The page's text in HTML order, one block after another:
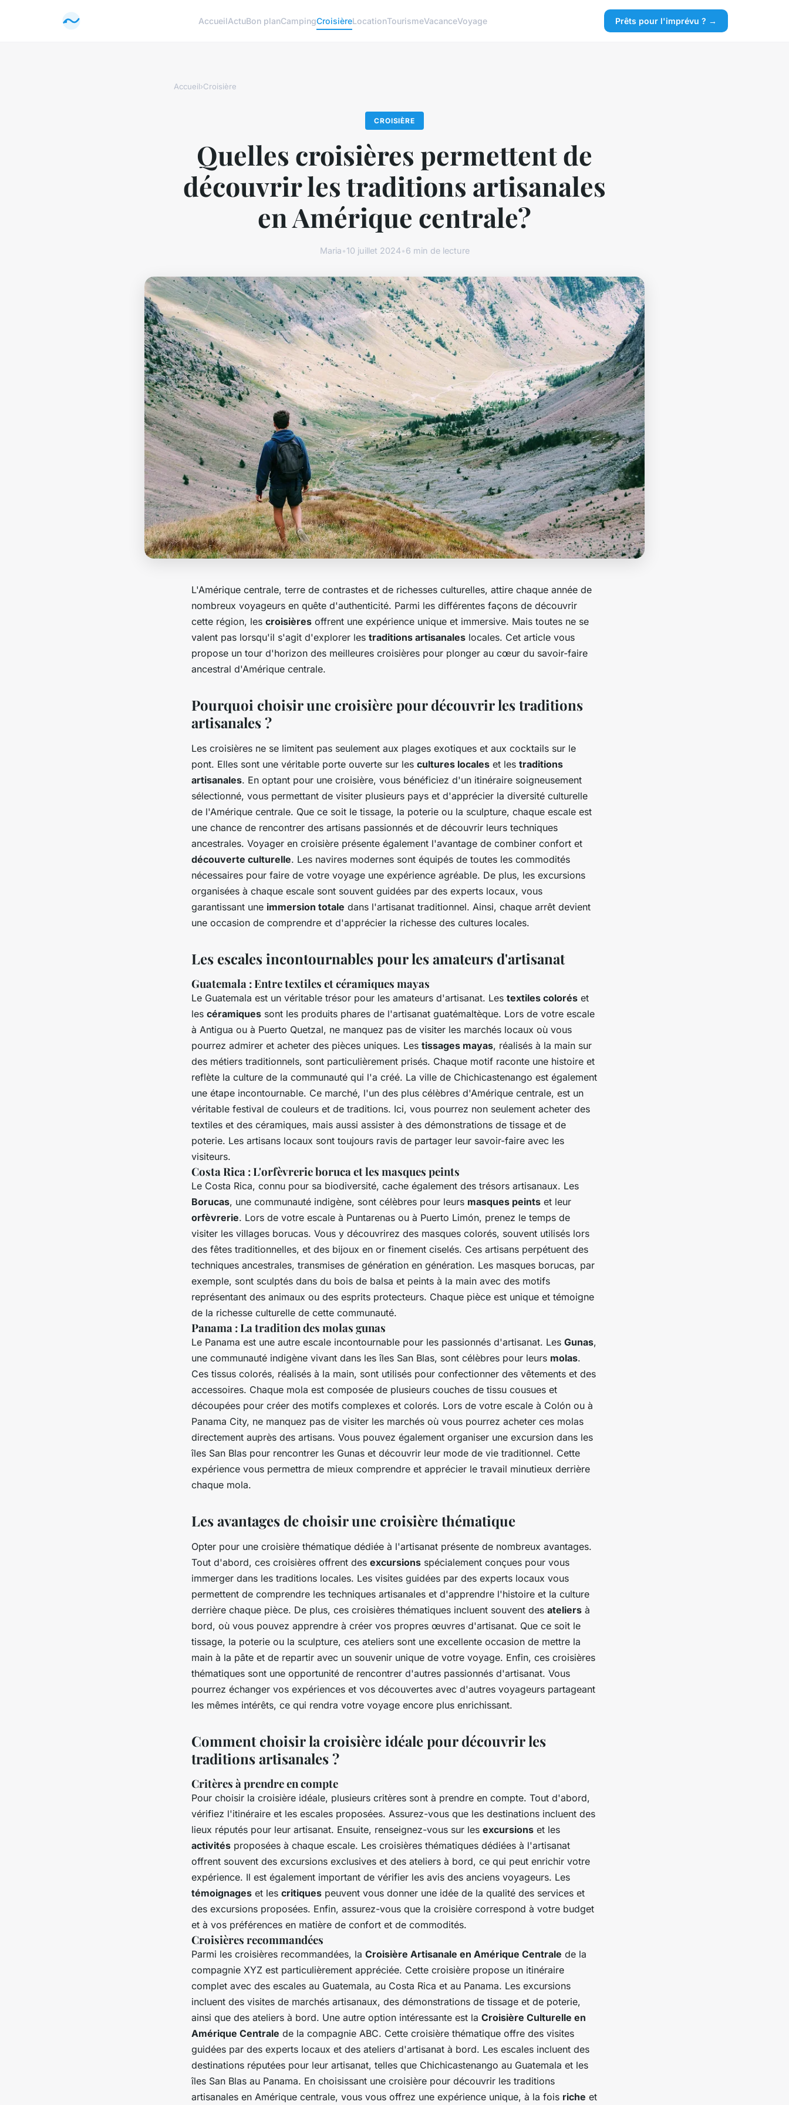
AccueilActuBon planCampingCroisièreLocationTourismeVacanceVoyage Prêts pour l'imprévu ? →
Accueil›Croisière
CROISIÈRE
Quelles croisières permettent de
découvrir les traditions artisanales
en Amérique centrale?
Maria•10 juillet 2024•6 min de lecture
L'Amérique centrale, terre de contrastes et de richesses culturelles, attire chaque année de
nombreux voyageurs en quête d'authenticité. Parmi les différentes façons de découvrir
cette région, les croisières offrent une expérience unique et immersive. Mais toutes ne se
valent pas lorsqu'il s'agit d'explorer les traditions artisanales locales. Cet article vous
propose un tour d'horizon des meilleures croisières pour plonger au cœur du savoir-faire
ancestral d'Amérique centrale.
Pourquoi choisir une croisière pour découvrir les traditions
artisanales ?
Les croisières ne se limitent pas seulement aux plages exotiques et aux cocktails sur le
pont. Elles sont une véritable porte ouverte sur les cultures locales et les traditions
artisanales. En optant pour une croisière, vous bénéficiez d'un itinéraire soigneusement
sélectionné, vous permettant de visiter plusieurs pays et d'apprécier la diversité culturelle
de l'Amérique centrale. Que ce soit le tissage, la poterie ou la sculpture, chaque escale est
une chance de rencontrer des artisans passionnés et de découvrir leurs techniques
ancestrales. Voyager en croisière présente également l'avantage de combiner confort et
découverte culturelle. Les navires modernes sont équipés de toutes les commodités
nécessaires pour faire de votre voyage une expérience agréable. De plus, les excursions
organisées à chaque escale sont souvent guidées par des experts locaux, vous
garantissant une immersion totale dans l'artisanat traditionnel. Ainsi, chaque arrêt devient
une occasion de comprendre et d'apprécier la richesse des cultures locales.
Les escales incontournables pour les amateurs d'artisanat
Guatemala : Entre textiles et céramiques mayas
Le Guatemala est un véritable trésor pour les amateurs d'artisanat. Les textiles colorés et
les céramiques sont les produits phares de l'artisanat guatémaltèque. Lors de votre escale
à Antigua ou à Puerto Quetzal, ne manquez pas de visiter les marchés locaux où vous
pourrez admirer et acheter des pièces uniques. Les tissages mayas, réalisés à la main sur
des métiers traditionnels, sont particulièrement prisés. Chaque motif raconte une histoire et
reflète la culture de la communauté qui l'a créé. La ville de Chichicastenango est également
une étape incontournable. Ce marché, l'un des plus célèbres d'Amérique centrale, est un
véritable festival de couleurs et de traditions. Ici, vous pourrez non seulement acheter des
textiles et des céramiques, mais aussi assister à des démonstrations de tissage et de
poterie. Les artisans locaux sont toujours ravis de partager leur savoir-faire avec les
visiteurs.
Costa Rica : L'orfèvrerie boruca et les masques peints
Le Costa Rica, connu pour sa biodiversité, cache également des trésors artisanaux. Les
Borucas, une communauté indigène, sont célèbres pour leurs masques peints et leur
orfèvrerie. Lors de votre escale à Puntarenas ou à Puerto Limón, prenez le temps de
visiter les villages borucas. Vous y découvrirez des masques colorés, souvent utilisés lors
des fêtes traditionnelles, et des bijoux en or finement ciselés. Ces artisans perpétuent des
techniques ancestrales, transmises de génération en génération. Les masques borucas, par
exemple, sont sculptés dans du bois de balsa et peints à la main avec des motifs
représentant des animaux ou des esprits protecteurs. Chaque pièce est unique et témoigne
de la richesse culturelle de cette communauté.
Panama : La tradition des molas gunas
Le Panama est une autre escale incontournable pour les passionnés d'artisanat. Les Gunas,
une communauté indigène vivant dans les îles San Blas, sont célèbres pour leurs molas.
Ces tissus colorés, réalisés à la main, sont utilisés pour confectionner des vêtements et des
accessoires. Chaque mola est composée de plusieurs couches de tissu cousues et
découpées pour créer des motifs complexes et colorés. Lors de votre escale à Colón ou à
Panama City, ne manquez pas de visiter les marchés où vous pourrez acheter ces molas
directement auprès des artisans. Vous pouvez également organiser une excursion dans les
îles San Blas pour rencontrer les Gunas et découvrir leur mode de vie traditionnel. Cette
expérience vous permettra de mieux comprendre et apprécier le travail minutieux derrière
chaque mola.
Les avantages de choisir une croisière thématique
Opter pour une croisière thématique dédiée à l'artisanat présente de nombreux avantages.
Tout d'abord, ces croisières offrent des excursions spécialement conçues pour vous
immerger dans les traditions locales. Les visites guidées par des experts locaux vous
permettent de comprendre les techniques artisanales et d'apprendre l'histoire et la culture
derrière chaque pièce. De plus, ces croisières thématiques incluent souvent des ateliers à
bord, où vous pouvez apprendre à créer vos propres œuvres d'artisanat. Que ce soit le
tissage, la poterie ou la sculpture, ces ateliers sont une excellente occasion de mettre la
main à la pâte et de repartir avec un souvenir unique de votre voyage. Enfin, ces croisières
thématiques sont une opportunité de rencontrer d'autres passionnés d'artisanat. Vous
pourrez échanger vos expériences et vos découvertes avec d'autres voyageurs partageant
les mêmes intérêts, ce qui rendra votre voyage encore plus enrichissant.
Comment choisir la croisière idéale pour découvrir les
traditions artisanales ?
Critères à prendre en compte
Pour choisir la croisière idéale, plusieurs critères sont à prendre en compte. Tout d'abord,
vérifiez l'itinéraire et les escales proposées. Assurez-vous que les destinations incluent des
lieux réputés pour leur artisanat. Ensuite, renseignez-vous sur les excursions et les
activités proposées à chaque escale. Les croisières thématiques dédiées à l'artisanat
offrent souvent des excursions exclusives et des ateliers à bord, ce qui peut enrichir votre
expérience. Il est également important de vérifier les avis des anciens voyageurs. Les
témoignages et les critiques peuvent vous donner une idée de la qualité des services et
des excursions proposées. Enfin, assurez-vous que la croisière correspond à votre budget
et à vos préférences en matière de confort et de commodités.
Croisières recommandées
Parmi les croisières recommandées, la Croisière Artisanale en Amérique Centrale de la
compagnie XYZ est particulièrement appréciée. Cette croisière propose un itinéraire
complet avec des escales au Guatemala, au Costa Rica et au Panama. Les excursions
incluent des visites de marchés artisanaux, des démonstrations de tissage et de poterie,
ainsi que des ateliers à bord. Une autre option intéressante est la Croisière Culturelle en
Amérique Centrale de la compagnie ABC. Cette croisière thématique offre des visites
guidées par des experts locaux et des ateliers d'artisanat à bord. Les escales incluent des
destinations réputées pour leur artisanat, telles que Chichicastenango au Guatemala et les
îles San Blas au Panama. En choisissant une croisière pour découvrir les traditions
artisanales en Amérique centrale, vous vous offrez une expérience unique, à la fois riche et